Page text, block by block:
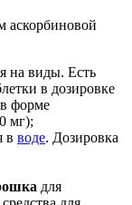
аскорбиновой
на виды. Есть
в дозировке
форме
мг);
в воде. Дозировка
для